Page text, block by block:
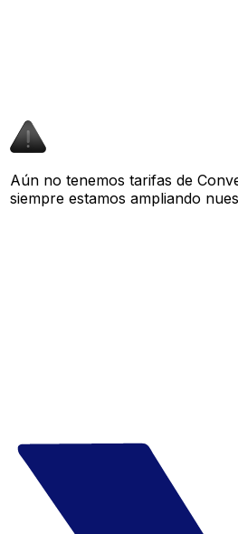
Aún no tenemos tarifas de
siempre estamos ampliando